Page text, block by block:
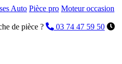
Auto Pièce pro Moteur occasion
de pièce ?
03 74 47 59 50